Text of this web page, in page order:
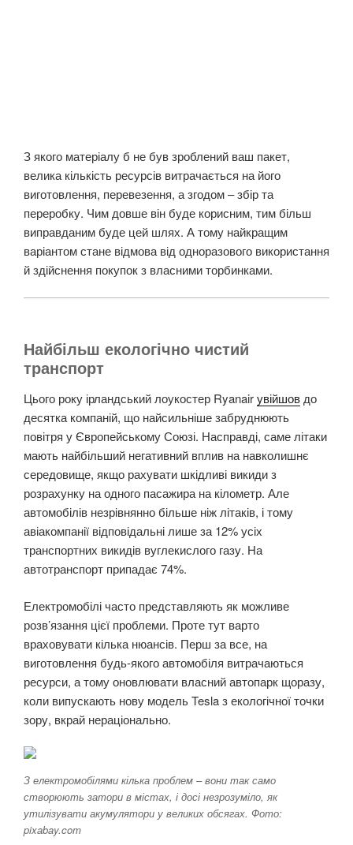
З якого матеріалу б не був зроблений ваш пакет,
велика кількість ресурсів витрачається на його
виготовлення, перевезення, а згодом – збір та
переробку. Чим довше він буде корисним, тим більш
виправданим буде цей шлях. А тому найкращим
варіантом стане відмова від одноразового використання
й здійснення покупок з власними торбинками.
Найбільш екологічно чистий
транспорт
Цього року ірландський лоукостер Ryanairувійшовдо
десятка компаній, що найсильніше забруднюють
повітря у Європейському Союзі. Насправді, саме літаки
мають найбільший негативний вплив на навколишнє
середовище, якщо рахувати шкідливі викиди з
розрахунку на одного пасажира на кілометр. Але
автомобілів незрівнянно більше ніж літаків, і тому
авіакомпанії відповідальні лише за 12% усіх
транспортних викидів вуглекислого газу. На
автотранспорт припадає 74%.
Електромобілі часто представляють як можливе
розв’язання цієї проблеми. Проте тут варто
враховувати кілька нюансів. Перш за все, на
виготовлення будь-якого автомобіля витрачаються
ресурси, а тому оновлювати власний автопарк щоразу,
коли випускають нову модель Tesla з екологічної точки
зору, вкрай нераціонально.
З електромобілями кілька проблем – вони так само
створюють затори в містах, і досі незрозуміло, як
утилізувати акумулятори у великих обсягах. Фото:
pixabay.com